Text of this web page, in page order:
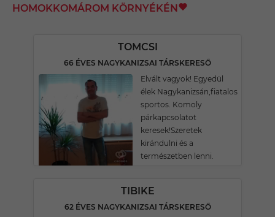
HOMOKKOMÁROM KÖRNYÉKÉN
TOMCSI
66 ÉVES NAGYKANIZSAI TÁRSKERESŐ
Elvált vagyok! Egyedül
élek Nagykanizsán,fiatalos
sportos. Komoly
párkapcsolatot
keresek!Szeretek
kirándulni és a
természetben lenni.
TIBIKE
62 ÉVES NAGYKANIZSAI TÁRSKERESŐ